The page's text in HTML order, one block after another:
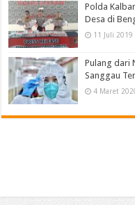
Polda
Desa di
11 Juli 2019
Pulang dari
Sanggau
4 Maret